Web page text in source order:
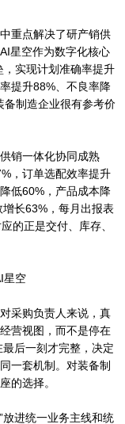
重点解决了研产销供
星空作为数字化核心
实现计划准确率提升
提升88%、不良率降
备制造企业很有参考价
销一体化协同成熟
，订单选配效率提升
低60%，产品成本降
长63%，每月出报表
的正是交付、库存、
星空
采购负责人来说，真
营视图，而不是停在
后一刻才完整，决定
一套机制。对装备制
的选择。
放进统一业务主线和统